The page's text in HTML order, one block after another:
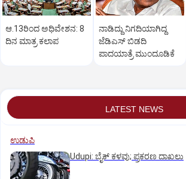
ಆ.13ರಿಂದ ಅಧಿವೇಶನ: 8
ದಿನ ಮಾತ್ರ ಕಲಾಪ
ನಾಡಿದ್ದು ನಿಗದಿಯಾಗಿದ್ದ
ಜೆಡಿಎಸ್‌ ಬಿಡದಿ
ಪಾದಯಾತ್ರೆ ಮುಂದೂಡಿಕೆ
LATEST NEWS
ಉಡುಪಿ
Udupi: ಬೈಕ್ ಕಳವು; ಪ್ರಕರಣ ದಾಖಲು